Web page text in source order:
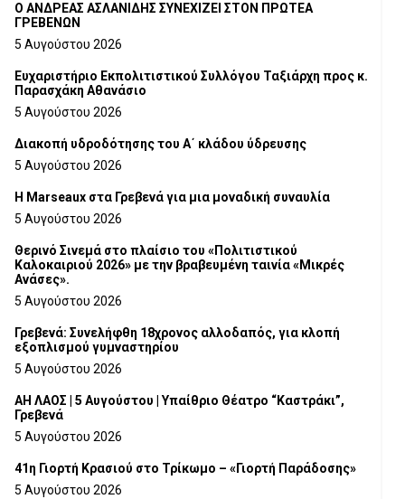
Ο ΑΝΔΡΕΑΣ ΑΣΛΑΝΙΔΗΣ ΣΥΝΕΧΙΖΕΙ ΣΤΟΝ ΠΡΩΤΕΑ
ΓΡΕΒΕΝΩΝ
5 Αυγούστου 2026
Ευχαριστήριο Εκπολιτιστικού Συλλόγου Ταξιάρχη προς κ.
Παρασχάκη Αθανάσιο
5 Αυγούστου 2026
Διακοπή υδροδότησης του Α΄ κλάδου ύδρευσης
5 Αυγούστου 2026
Η Marseaux στα Γρεβενά για μια μοναδική συναυλία
5 Αυγούστου 2026
Θερινό Σινεμά στο πλαίσιο του «Πολιτιστικού
Καλοκαιριού 2026» με την βραβευμένη ταινία «Μικρές
Ανάσες».
5 Αυγούστου 2026
Γρεβενά: Συνελήφθη 18χρονος αλλοδαπός, για κλοπή
εξοπλισμού γυμναστηρίου
5 Αυγούστου 2026
ΑΗ ΛΑΟΣ | 5 Αυγούστου | Υπαίθριο Θέατρο “Καστράκι”,
Γρεβενά
5 Αυγούστου 2026
41η Γιορτή Κρασιού στο Τρίκωμο – «Γιορτή Παράδοσης»
5 Αυγούστου 2026